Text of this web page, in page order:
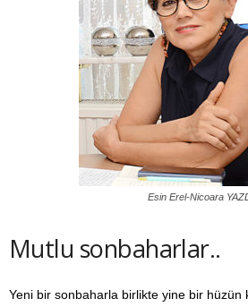
Esin Erel-Nicoara
Mutlu sonbaharlar..
Yeni bir sonbaharla birlikte yine bir hüzün